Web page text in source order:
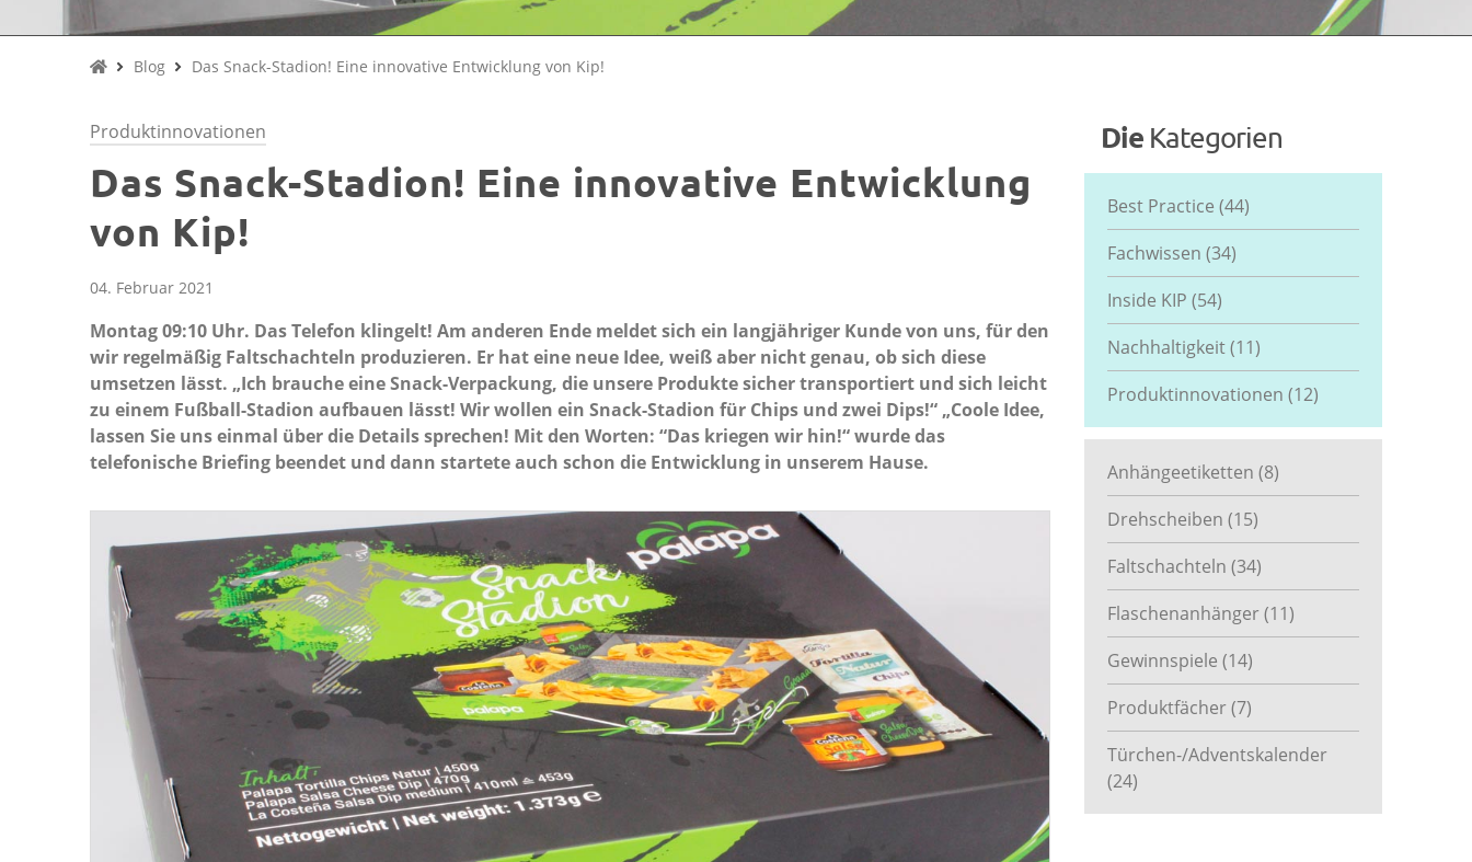
Blog Das Snack-Stadion! Eine innovative Entwicklung von Kip!
Produktinnovationen
Das Snack-Stadion! Eine innovative Entwicklung
von Kip!
04. Februar 2021
Montag 09:10 Uhr. Das Telefon klingelt! Am anderen Ende meldet sich ein langjähriger Kunde von uns, für den
wir regelmäßig Faltschachteln produzieren. Er hat eine neue Idee, weiß aber nicht genau, ob sich diese
umsetzen lässt. „Ich brauche eine Snack-Verpackung, die unsere Produkte sicher transportiert und sich leicht
zu einem Fußball-Stadion aufbauen lässt! Wir wollen ein Snack-Stadion für Chips und zwei Dips!“ „Coole Idee,
lassen Sie uns einmal über die Details sprechen! Mit den Worten: “Das kriegen wir hin!“ wurde das
telefonische Briefing beendet und dann startete auch schon die Entwicklung in unserem Hause.
Die Kategorien
Best Practice (44)
Fachwissen (34)
Inside KIP (54)
Nachhaltigkeit(11)
Produktinnovationen (12)
Anhängeetiketten (8)
Drehscheiben (15)
Faltschachteln (34)
Flaschenanhänger(11)
Gewinnspiele (14)
Produktfächer(7)
Türchen-/Adventskalender
(24)